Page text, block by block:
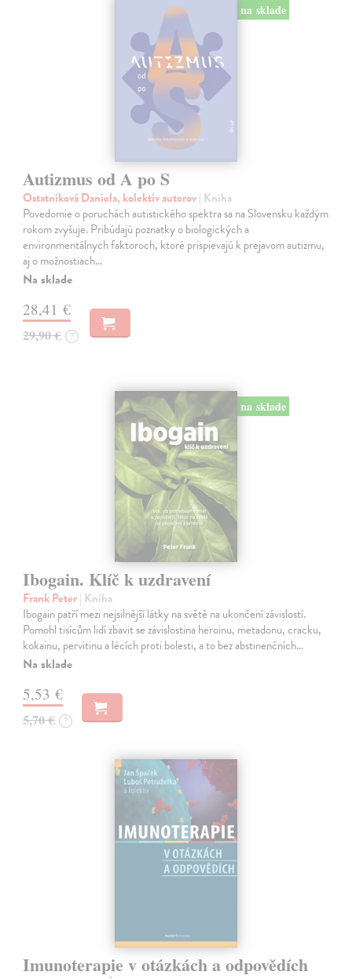
na sklade
Autizmus od A po S
Ostatníková Daniela, kolektív autorov| Kniha
Povedomie o poruchách autistického spektra sa na Slovensku každým
rokom zvyšuje. Pribúdajú poznatky o biologických a
environmentálnych faktoroch, ktoré prispievajú k prejavom autizmu,
aj o možnostiach…
Na sklade
28,41 €
29,90 € ?
na sklade
Ibogain. Klíč k uzdravení
Frank Peter| Kniha
Ibogain patří mezi nejsilnější látky na světě na ukončení závislostí.
Pomohl tisícům lidí zbavit se závislostina heroinu, metadonu, cracku,
kokainu, pervitinu a lécích proti bolesti, a to bez abstinenčních…
Na sklade
5,53 €
5,70 € ?
Imunoterapie v otázkách a odpovědích